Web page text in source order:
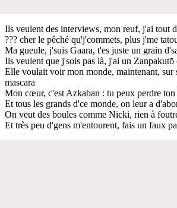
Ils veulent des interviews, mon reuf, j'ai tout
??? cher le pêché qu'j'commets, plus j'me
Ma gueule, j'suis Gaara, t'es juste un grain
Ils veulent que j'sois pas là, j'ai un Zanpakutō
Elle voulait voir mon monde, maintenant, sur
mascara
Mon cœur, c'est Azkaban : tu peux perdre ton
Et tous les grands d'ce monde, on leur a
On veut des boules comme Nicki, rien à
Et très peu d'gens m'entourent, fais un faux